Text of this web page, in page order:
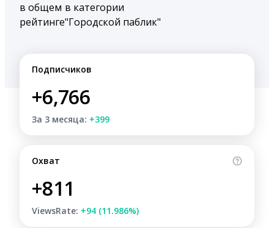
в общем
рейтинге
в категории
"Городской паблик"
Подписчиков
+6,766
За 3 месяца: +399
Охват
+811
ViewsRate: +94 (11.986%)